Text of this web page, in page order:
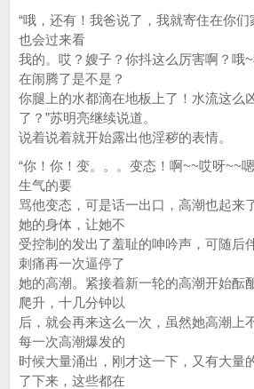
“哦，还有！我爸说了，我就寄住在你
也会过来看
我的。哎？嫂子？你抖这么厉害啊？哦
在闹腾了是不是？
你腿上的水都滴在地板上了！水流这么
了？”苏明亮继续说道。
说着说着就开始露出他淫秽的表情。
“你！你！变。。。变态！啊~~哎呀~~
生气的要
骂他变态，可是话一出口，高潮也起来
她的身体，让她不
受控制的发出了羞耻的呻吟声，可随后
刺痛再一次逼停了
她的高潮。紧接着新一轮的高潮开始酝
爬升，十几分钟以
后，就会再来这么一次，虽然她高潮上
每一次高潮爆发的
时候大量涌出，刚才这一下，又有大量
了下来，这些都在